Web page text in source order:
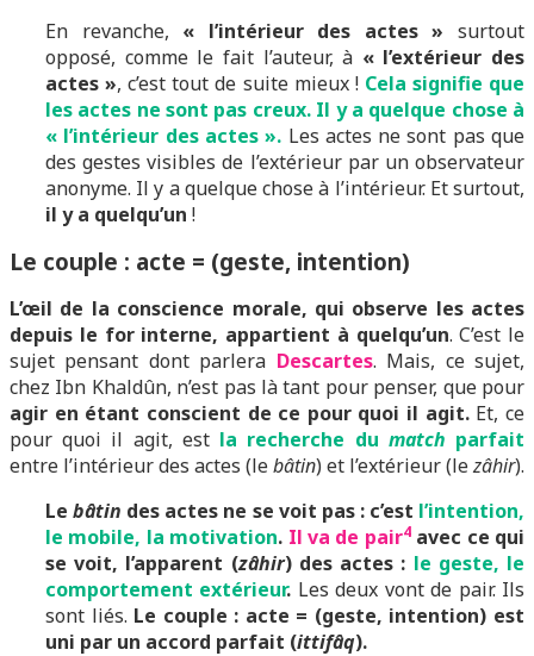
En revanche, « l’intérieur des actes » surtout
opposé, comme le fait l’auteur, à « l’extérieur des
actes », c’est tout de suite mieux ! Cela signifie que
les actes ne sont pas creux. Il y a quelque chose à
« l’intérieur des actes ». Les actes ne sont pas que
des gestes visibles de l’extérieur par un observateur
anonyme. Il y a quelque chose à l’intérieur. Et surtout,
il y a quelqu’un !
Le couple : acte = (geste, intention)
L’œil de la conscience morale, qui observe les actes
depuis le for interne, appartient à quelqu’un. C’est le
sujet pensant dont parlera Descartes. Mais, ce sujet,
chez Ibn Khaldûn, n’est pas là tant pour penser, que pour
agir en étant conscient de ce pour quoi il agit.Et, ce
pour quoi il agit, est la recherche du match parfait
entre l’intérieur des actes (lebâtin) et l’extérieur (lezâhir).
Lebâtin des actes ne se voit pas : c’est l’intention,
le mobile, la motivation. Il va de pair4avec ce qui
se voit, l’apparent (zâhir) des actes : le geste, le
comportement extérieur. Les deux vont de pair. Ils
sont liés. Le couple : acte = (geste, intention) est
uni par un accord parfait (ittifâq).